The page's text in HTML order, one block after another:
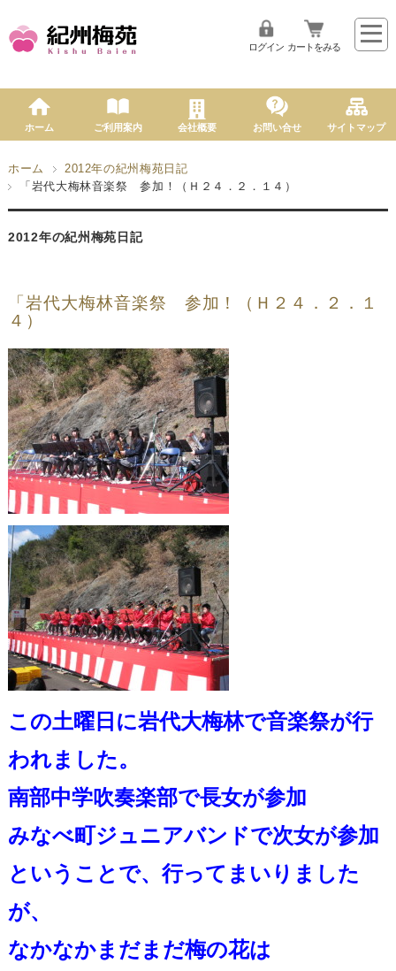
ログイン カートをみる
ホーム ご利用案内 会社概要 お問い合せ サイトマップ
ホーム
2012年の紀州梅苑日記
「岩代大梅林音楽祭 参加！（Ｈ２４．２．１４）
2012年の紀州梅苑日記
「岩代大梅林音楽祭 参加！（Ｈ２４．２．１
４）
この土曜日に岩代大梅林で音楽祭が行
われました。
南部中学吹奏楽部で長女が参加
みなべ町ジュニアバンドで次女が参加
ということで、行ってまいりました
が、
なかなかまだまだ梅の花は